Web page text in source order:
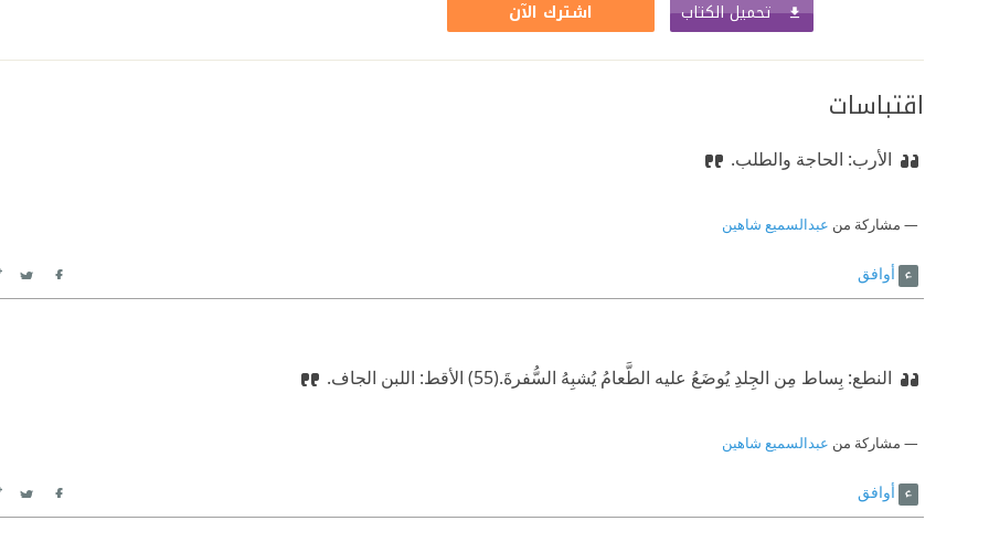
تحميل الكتاب اشترك الآن
اقتباسات
الأرب: الحاجة والطلب.
مشاركة من عبدالسميع شاهين
أوافق
النطع: بِساط مِن الجِلدِ يُوضَعُ عليه الطَّعامُ يُشبِهُ السُّفرةَ.‫(55) الأقط: اللبن الجاف.
مشاركة من عبدالسميع شاهين
أوافق